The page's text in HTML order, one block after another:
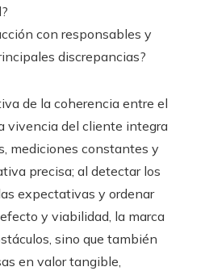
con responsables y
discrepancias?
de la coherencia entre el
vivencia del cliente integra
mediciones constantes y
precisa; al detectar los
expectativas y ordenar
y viabilidad, la marca
sino que también
en valor tangible,